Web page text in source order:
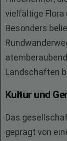
vielfältige Flora
Besonders
Landschaften
Kultur und
Das
geprägt von